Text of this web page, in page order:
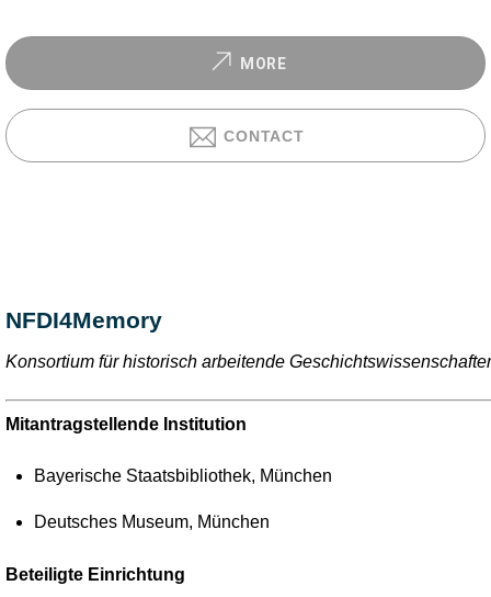
MORE
CONTACT
NFDI4Memory
Konsortium für historisch arbeitende
Mitantragstellende Institution
Bayerische Staatsbibliothek, München
Deutsches Museum, München
Beteiligte Einrichtung